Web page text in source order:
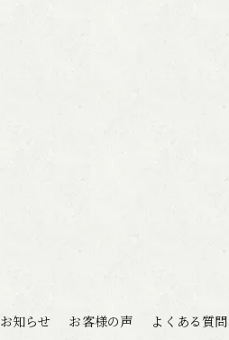
お知らせ お客様の声 よくある質問